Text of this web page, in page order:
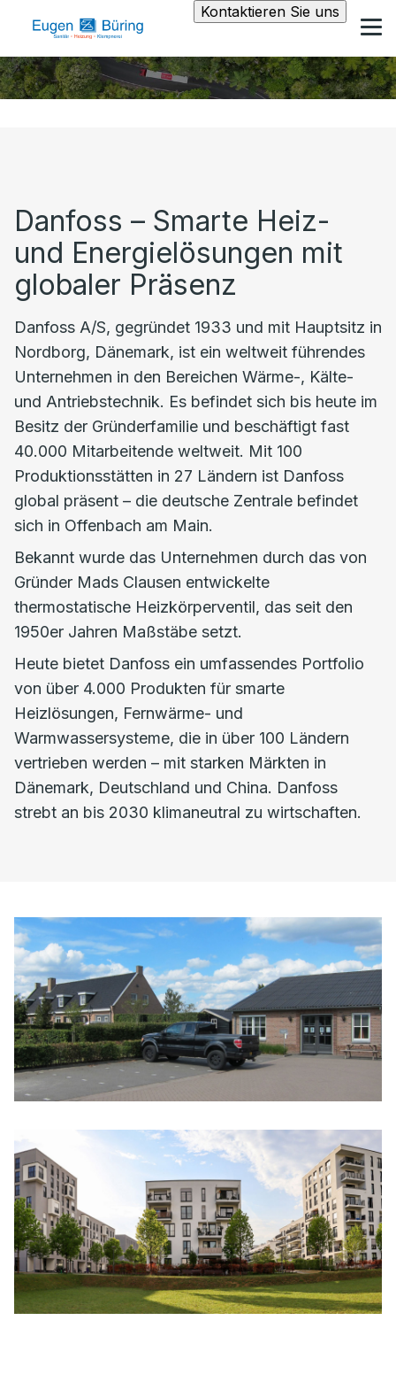
Kontaktieren Sie uns
Danfoss – Smarte Heiz-
und Energielösungen mit
globaler Präsenz
Danfoss A/S, gegründet 1933 und mit Hauptsitz in
Nordborg, Dänemark, ist ein weltweit führendes
Unternehmen in den Bereichen Wärme-, Kälte-
und Antriebstechnik. Es befindet sich bis heute im
Besitz der Gründerfamilie und beschäftigt fast
40.000 Mitarbeitende weltweit. Mit 100
Produktionsstätten in 27 Ländern ist Danfoss
global präsent – die deutsche Zentrale befindet
sich in Offenbach am Main.
Bekannt wurde das Unternehmen durch das von
Gründer Mads Clausen entwickelte
thermostatische Heizkörperventil, das seit den
1950er Jahren Maßstäbe setzt.
Heute bietet Danfoss ein umfassendes Portfolio
von über 4.000 Produkten für smarte
Heizlösungen, Fernwärme- und
Warmwassersysteme, die in über 100 Ländern
vertrieben werden – mit starken Märkten in
Dänemark, Deutschland und China. Danfoss
strebt an bis 2030 klimaneutral zu wirtschaften.